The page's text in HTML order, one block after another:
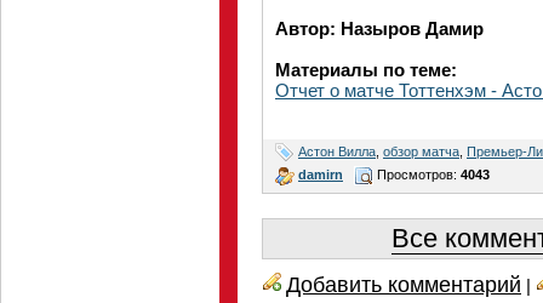
Автор: Назыров Дамир
Материалы по теме:
Отчет о матче Тоттенхэм -
Астон Вилла обзор матча Премьер-
damirn
Просмотров: 4043
Все
Добавить комментарий |